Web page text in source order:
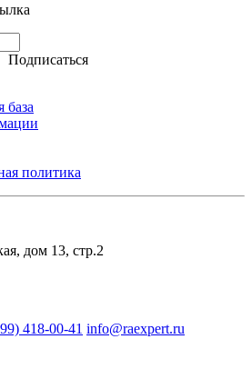
Подписаться
база
политика
дом 13, стр.2
418-00-41 info@raexpert.ru